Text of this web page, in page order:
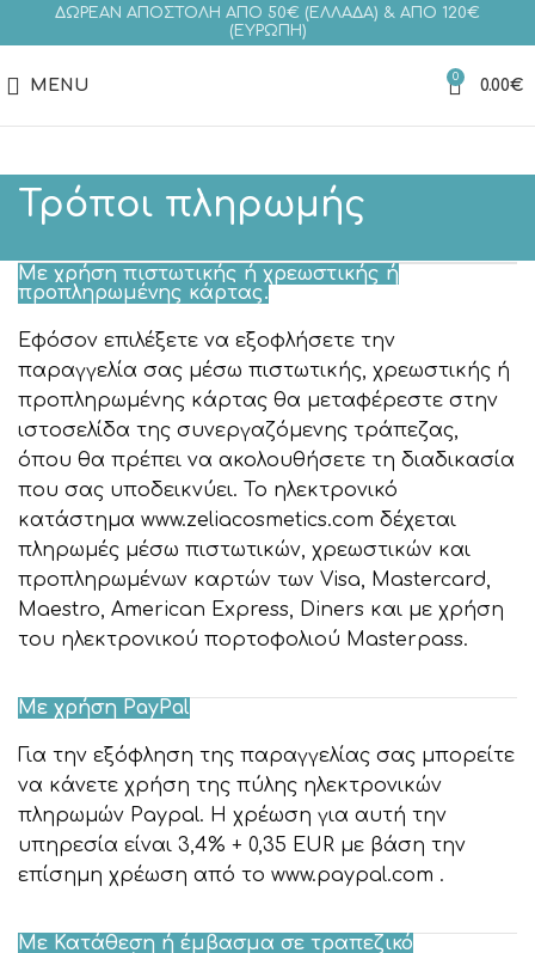
ΔΩΡΕΑΝ ΑΠΟΣΤΟΛΗ ΑΠΟ 50€ (ΕΛΛΑΔΑ) & ΑΠΟ 120€
(ΕΥΡΩΠΗ)
MENU 0 0.00€
Τρόποι πληρωμής
Με χρήση πιστωτικής ή χρεωστικής ή
προπληρωμένης κάρτας.
Εφόσον επιλέξετε να εξοφλήσετε την
παραγγελία σας μέσω πιστωτικής, χρεωστικής ή
προπληρωμένης κάρτας θα μεταφέρεστε στην
ιστοσελίδα της συνεργαζόμενης τράπεζας,
όπου θα πρέπει να ακολουθήσετε τη διαδικασία
που σας υποδεικνύει. Το ηλεκτρονικό
κατάστημα www.zeliacosmetics.com δέχεται
πληρωμές μέσω πιστωτικών, χρεωστικών και
προπληρωμένων καρτών των Visa, Mastercard,
Maestro, American Express, Diners και με χρήση
του ηλεκτρονικού πορτοφολιού Masterpass.
Με χρήση PayPal
Για την εξόφληση της παραγγελίας σας μπορείτε
να κάνετε χρήση της πύλης ηλεκτρονικών
πληρωμών Paypal. Η χρέωση για αυτή την
υπηρεσία είναι 3,4% + 0,35 EUR με βάση την
επίσημη χρέωση από το www.paypal.com .
Με Κατάθεση ή έμβασμα σε τραπεζικό